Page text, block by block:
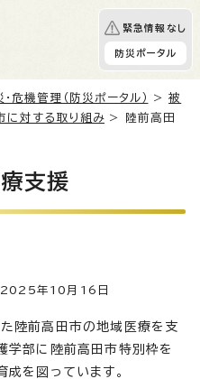
緊急情報なし
防災ポータル
・危機管理（防災ポータル） >被
に対する取り組み > 陸前高田
支援
年10月16日
陸前高田市の地域医療を支
学部に陸前高田市特別枠を
を図っています。